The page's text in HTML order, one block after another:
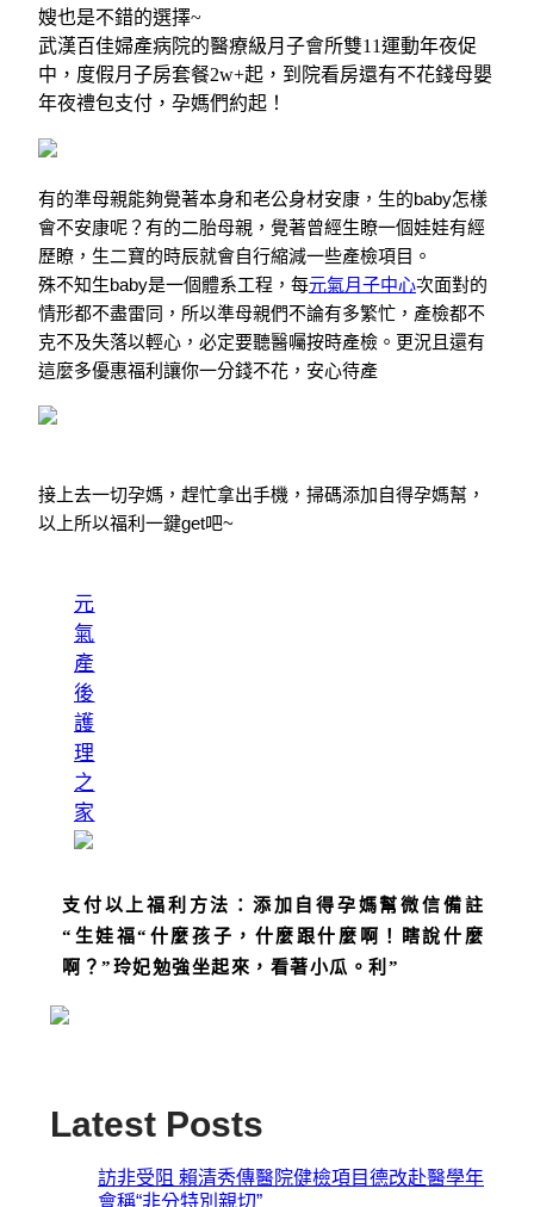
嫂也是不錯的選擇~
武漢百佳婦產病院的醫療級月子會所雙11運動年夜促
中，度假月子房套餐2w+起，到院看房還有不花錢母嬰
年夜禮包支付，孕媽們約起！
有的準母親能夠覺著本身和老公身材安康，生的baby怎樣
會不安康呢？有的二胎母親，覺著曾經生瞭一個娃娃有經
歷瞭，生二寶的時辰就會自行縮減一些產檢項目。
殊不知生baby是一個體系工程，每元氣月子中心次面對的
情形都不盡雷同，所以準母親們不論有多繁忙，產檢都不
克不及失落以輕心，必定要聽醫囑按時產檢。更況且還有
這麼多優惠福利讓你一分錢不花，安心待產
接上去一切孕媽，趕忙拿出手機，掃碼添加自得孕媽幫，
以上所以福利一鍵get吧~
元
氣
產
後
護
理
之
家
支付以上福利方法： 添加自得孕媽幫微信備註
“生娃福“什麼孩子，什麼跟什麼啊！瞎說什麼
啊？”玲妃勉強坐起來，看著小瓜。利 ”
Latest Posts
訪非受阻 賴清秀傳醫院健檢項目德改赴醫學年
會稱“非分特別親切”